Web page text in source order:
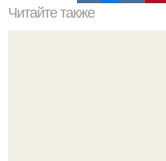
Читайте также